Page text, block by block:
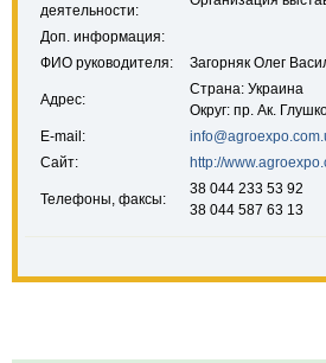
деятельности:
Доп. информация:
ФИО руководителя:
Загорняк Олег
Адрес:
Страна: Украина
Округ: пр. Ак.
E-mail:
Сайт:
http://
Телефоны, факсы:
38 044 233 53 92
38 044 587 63 13